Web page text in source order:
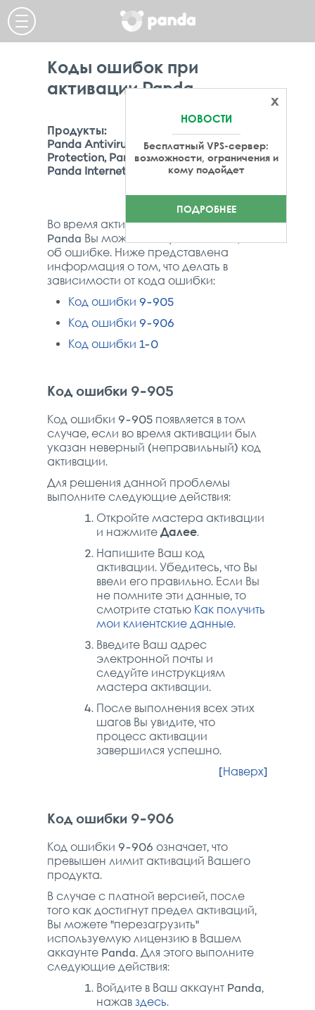
x
НОВОСТИ
Бесплатный VPS-сервер:
возможности, ограничения и
кому подойдет
ПОДРОБНЕЕ
Коды ошибок при
активации Panda
Продукты:
Panda Antivirus Pro, Panda Global
Protection, Panda Gold Protection,
Panda Internet Security,
Во время активации Вашего продукта
Panda Вы можете получить сообщение
об ошибке. Ниже представлена
информация о том, что делать в
зависимости от кода ошибки:
Код ошибки 9-905
Код ошибки 9-906
Код ошибки 1-0
Код ошибки 9-905
Код ошибки 9-905 появляется в том
случае, если во время активации был
указан неверный (неправильный) код
активации.
Для решения данной проблемы
выполните следующие действия:
Откройте мастера активации
и нажмитеДалее.
Напишите Ваш код
активации. Убедитесь, что Вы
ввели его правильно. Если Вы
не помните эти данные, то
смотрите статью Как получить
мои клиентские данные.
Введите Ваш адрес
электронной почты и
следуйте инструкциям
мастера активации.
После выполнения всех этих
шагов Вы увидите, что
процесс активации
завершился успешно.
[Наверх]
Код ошибки 9-906
Код ошибки 9-906 означает, что
превышен лимит активаций Вашего
продукта.
В случае с платной версией, после
того как достигнут предел активаций,
Вы можете "перезагрузить"
используемую лицензию в Вашем
аккаунте Panda. Для этого выполните
следующие действия:
Войдите в Ваш аккаунт Panda,
нажавздесь.